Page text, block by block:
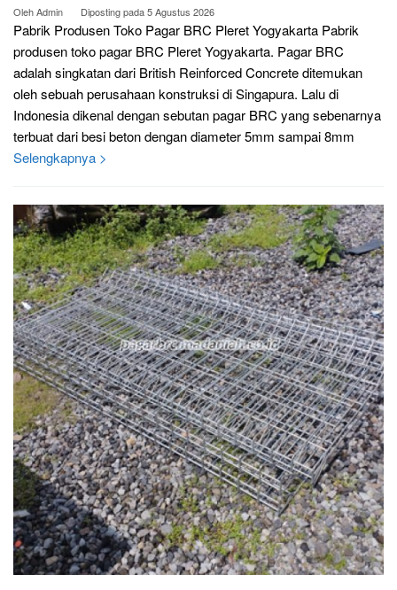
OlehAdmin Diposting pada5 Agustus 2026
Pabrik Produsen Toko Pagar BRC Pleret Yogyakarta Pabrik
produsen toko pagar BRC Pleret Yogyakarta. Pagar BRC
adalah singkatan dari British Reinforced Concrete ditemukan
oleh sebuah perusahaan konstruksi di Singapura. Lalu di
Indonesia dikenal dengan sebutan pagar BRC yang sebenarnya
terbuat dari besi beton dengan diameter 5mm sampai 8mm
Selengkapnya >